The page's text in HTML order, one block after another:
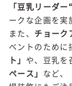
「豆乳リーダ
ークな企画を実
また、 チョーク
ベントのために
ト」 や、豆乳を
ペース」 など、